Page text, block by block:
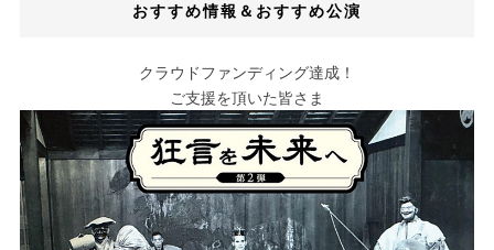
おすすめ情報＆おすすめ公演
クラウドファンディング達成！
ご支援を頂いた皆さま